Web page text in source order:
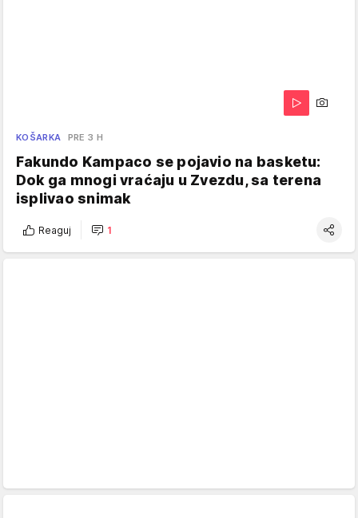
KOŠARKA PRE 3 H
Fakundo Kampaco se pojavio na basketu:
Dok ga mnogi vraćaju u Zvezdu, sa terena
isplivao snimak
Reaguj 1